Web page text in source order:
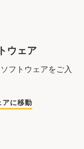
ウェア
フトウェアをご入
アに移動